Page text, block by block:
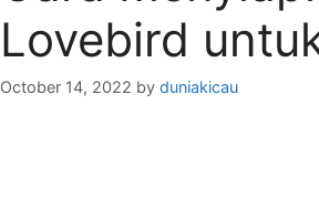
Lovebird
October 14, 2022 by duniakicau